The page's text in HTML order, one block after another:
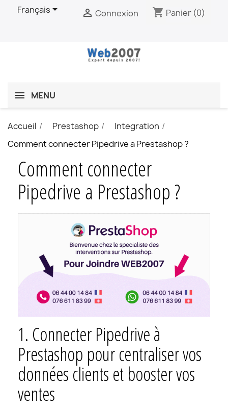
Français  Connexion shopping_cart Panier (0)
MENU
Accueil Prestashop
Integration
Comment connecter Pipedrive a Prestashop ?
Comment connecter
Pipedrive a Prestashop ?
1. Connecter Pipedrive à
Prestashop pour centraliser vos
données clients et booster vos
ventes